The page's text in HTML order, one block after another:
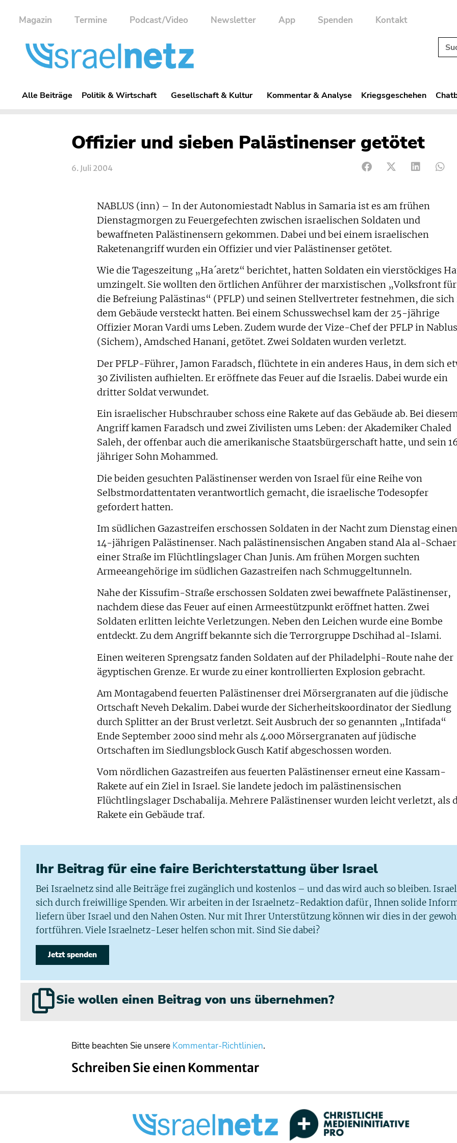
Magazin Termine Podcast/Video Newsletter App Spenden Kontakt
Alle Beiträge Politik & Wirtschaft Gesellschaft & Kultur Kommentar & Analyse Kriegsgeschehen
Offizier und sieben Palästinenser getötet
6. Juli 2004
NABLUS (inn) – In der Autonomiestadt Nablus in Samaria ist es am frühen
Dienstagmorgen zu Feuergefechten zwischen israelischen Soldaten und
bewaffneten Palästinensern gekommen. Dabei und bei einem israelischen
Raketenangriff wurden ein Offizier und vier Palästinenser getötet.
Wie die Tageszeitung „Ha´aretz“ berichtet, hatten Soldaten ein vierstöckiges
umzingelt. Sie wollten den örtlichen Anführer der marxistischen „Volksfront für
die Befreiung Palästinas“ (PFLP) und seinen Stellvertreter festnehmen, die sich
dem Gebäude versteckt hatten. Bei einem Schusswechsel kam der 25-jährige
Offizier Moran Vardi ums Leben. Zudem wurde der Vize-Chef der PFLP in Nablus
(Sichem), Amdsched Hanani, getötet. Zwei Soldaten wurden verletzt.
Der PFLP-Führer, Jamon Faradsch, flüchtete in ein anderes Haus, in dem sich
30 Zivilisten aufhielten. Er eröffnete das Feuer auf die Israelis. Dabei wurde ein
dritter Soldat verwundet.
Ein israelischer Hubschrauber schoss eine Rakete auf das Gebäude ab. Bei
Angriff kamen Faradsch und zwei Zivilisten ums Leben: der Akademiker Chaled
Saleh, der offenbar auch die amerikanische Staatsbürgerschaft hatte, und sein
jähriger Sohn Mohammed.
Die beiden gesuchten Palästinenser werden von Israel für eine Reihe von
Selbstmordattentaten verantwortlich gemacht, die israelische Todesopfer
gefordert hatten.
Im südlichen Gazastreifen erschossen Soldaten in der Nacht zum Dienstag einen
14-jährigen Palästinenser. Nach palästinensischen Angaben stand Ala al-
einer Straße im Flüchtlingslager Chan Junis. Am frühen Morgen suchten
Armeeangehörige im südlichen Gazastreifen nach Schmuggeltunneln.
Nahe der Kissufim-Straße erschossen Soldaten zwei bewaffnete Palästinenser,
nachdem diese das Feuer auf einen Armeestützpunkt eröffnet hatten. Zwei
Soldaten erlitten leichte Verletzungen. Neben den Leichen wurde eine Bombe
entdeckt. Zu dem Angriff bekannte sich die Terrorgruppe Dschihad al-Islami.
Einen weiteren Sprengsatz fanden Soldaten auf der Philadelphi-Route nahe der
ägyptischen Grenze. Er wurde zu einer kontrollierten Explosion gebracht.
Am Montagabend feuerten Palästinenser drei Mörsergranaten auf die jüdische
Ortschaft Neveh Dekalim. Dabei wurde der Sicherheitskoordinator der Siedlung
durch Splitter an der Brust verletzt. Seit Ausbruch der so genannten „Intifada“
Ende September 2000 sind mehr als 4.000 Mörsergranaten auf jüdische
Ortschaften im Siedlungsblock Gusch Katif abgeschossen worden.
Vom nördlichen Gazastreifen aus feuerten Palästinenser erneut eine Kassam-
Rakete auf ein Ziel in Israel. Sie landete jedoch im palästinensischen
Flüchtlingslager Dschabalija. Mehrere Palästinenser wurden leicht verletzt, als
Rakete ein Gebäude traf.
Ihr Beitrag für eine faire Berichterstattung über Israel
Bei Israelnetz sind alle Beiträge frei zugänglich und kostenlos – und das wird auch so bleiben.
sich durch freiwillige Spenden. Wir arbeiten in der Israelnetz-Redaktion dafür, Ihnen solide
liefern über Israel und den Nahen Osten. Nur mit Ihrer Unterstützung können wir dies in der
fortführen. Viele Israelnetz-Leser helfen schon mit. Sind Sie dabei?
Jetzt spenden
Sie wollen einen Beitrag von uns übernehmen?
Bitte beachten Sie unsere Kommentar-Richtlinien.
Schreiben Sie einen Kommentar